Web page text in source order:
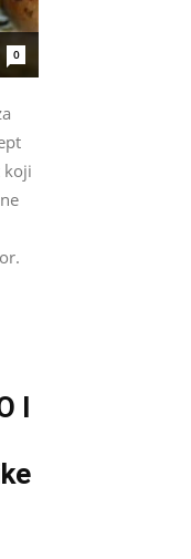
0
koji
I